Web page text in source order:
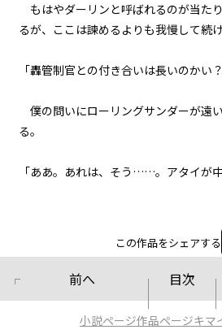
『Monsters
＞
『Monsters
第２話
『Monsters
＞
もはやダーリンと呼ばれるのが当た
るが、ここは諫めるよりも我慢して続け
「轟管制官との付き合いは長いのかい？
僕の問いにローリングサンダーが遠
る。
「ああ。あれは、そう……。アタイが
この作品をシェアする
前へ 目次
小説ページ作品ページキマ